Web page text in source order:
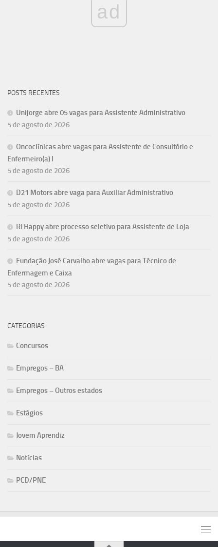
ad
POSTS RECENTES
Unijorge abre 05 vagas para Assistente Administrativo
5 de agosto de 2026
Oncoclínicas abre vagas para Assistente de Consultório e
Enfermeiro(a) I
5 de agosto de 2026
D21 Motors abre vaga para Auxiliar Administrativo
5 de agosto de 2026
Ri Happy abre processo seletivo para Assistente de Loja
5 de agosto de 2026
Fundação José Carvalho abre vagas para Técnico de
Enfermagem e Caixa
5 de agosto de 2026
CATEGORIAS
Concursos
Empregos – BA
Empregos – Outros estados
Estágios
Jovem Aprendiz
Notícias
PCD/PNE